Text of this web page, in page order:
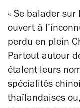
« Se balader sur
ouvert à
perdu en plein
Partout autour
étalent leurs
spécialités
thaïlandaises